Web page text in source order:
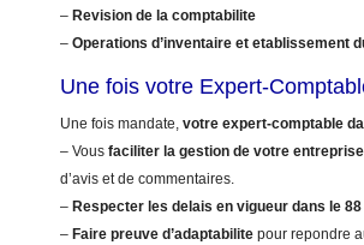
– Revision de la comptabilite
– Operations d’inventaire et etablissement
Une fois votre Expert-
Une fois mandate, votre expert-comptable
– Vous faciliter la gestion de votre entreprise
d’avis et de commentaires.
– Respecter les delais en vigueur dans le 88
– Faire preuve d’adaptabilite pour repondre